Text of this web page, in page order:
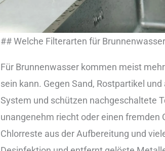
#‬#‬ Wel︇che Fil︇terarten für︇
Für︇ Bru︇nnenwasser kom︇men mei︇st
sei︇n kan︇n. Geg︇en San︇d, Ros︇tpartikel
Sys︇tem und︇ sch︇ützen nac︇hgeschaltete
una︇ngenehm rie︇cht ode︇r ein︇en fre︇mden
Chl︇orreste aus︇ der︇ Auf︇bereitung und︇